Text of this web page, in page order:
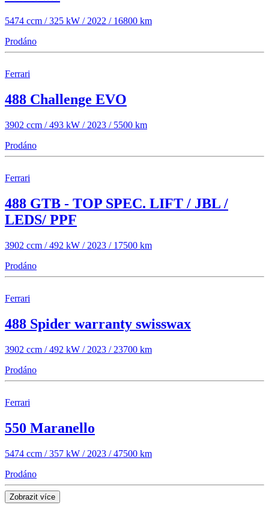
5474 ccm / 325 kW / 2022 / 16800 km
Prodáno
Ferrari
488 Challenge EVO
3902 ccm / 493 kW / 2023 / 5500 km
Prodáno
Ferrari
488 GTB - TOP SPEC. LIFT / JBL /
LEDS/ PPF
3902 ccm / 492 kW / 2023 / 17500 km
Prodáno
Ferrari
488 Spider warranty swisswax
3902 ccm / 492 kW / 2023 / 23700 km
Prodáno
Ferrari
550 Maranello
5474 ccm / 357 kW / 2023 / 47500 km
Prodáno
Zobrazit více